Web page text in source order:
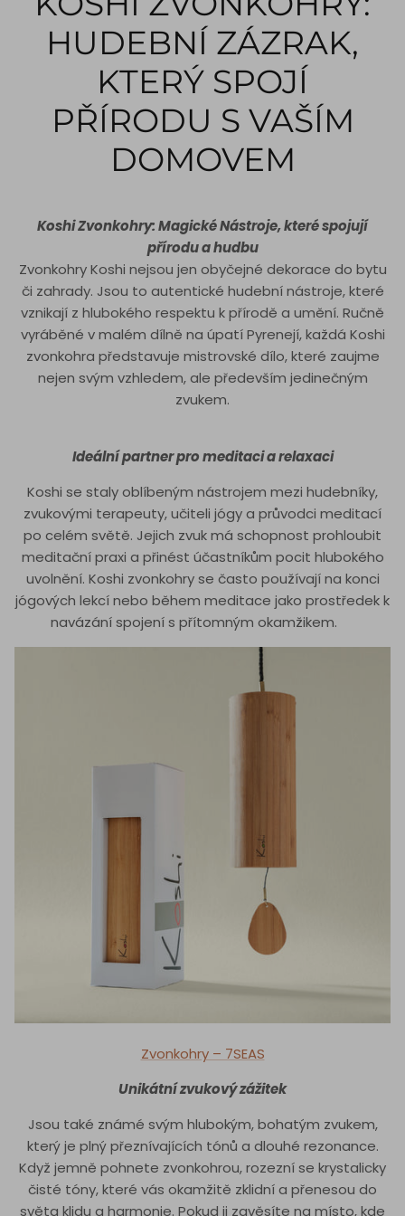
HUDEBNÍ ZÁZRAK,
KTERÝ SPOJÍ
PŘÍRODU S VAŠÍM
DOMOVEM
Koshi Zvonkohry: Magické Nástroje, které spojují
přírodu a hudbu
Zvonkohry Koshi nejsou jen obyčejné dekorace do bytu
či zahrady. Jsou to autentické hudební nástroje, které
vznikají z hlubokého respektu k přírodě a umění. Ručně
vyráběné v malém dílně na úpatí Pyrenejí, každá Koshi
zvonkohra představuje mistrovské dílo, které zaujme
nejen svým vzhledem, ale především jedinečným
zvukem.
Ideální partner pro meditaci a relaxaci
Koshi se staly oblíbeným nástrojem mezi hudebníky,
zvukovými terapeuty, učiteli jógy a průvodci meditací
po celém světě. Jejich zvuk má schopnost prohloubit
meditační praxi a přinést účastníkům pocit hlubokého
uvolnění. Koshi zvonkohry se často používají na konci
jógových lekcí nebo během meditace jako prostředek k
navázání spojení s přítomným okamžikem.
Zvonkohry – 7SEAS
Unikátní zvukový zážitek
Jsou také známé svým hlubokým, bohatým zvukem,
který je plný přeznívajících tónů a dlouhé rezonance.
Když jemně pohnete zvonkohrou, rozezní se krystalicky
čisté tóny, které vás okamžitě zklidní a přenesou do
světa klidu a harmonie. Pokud ji zavěsíte na místo, kde